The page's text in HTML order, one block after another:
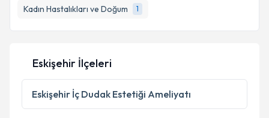
Kadın Hastalıkları ve Doğum
1
Kişisel verilerimin işlenmesine ilişkinAydınlatma
Metni
'ni okudum ve kişisel verilerimin belirtilen
kapsamda işlenmesini kabul ediyorum.
Eskişehir İlçeleri
Eskişehir İç Dudak Estetiği Ameliyatı